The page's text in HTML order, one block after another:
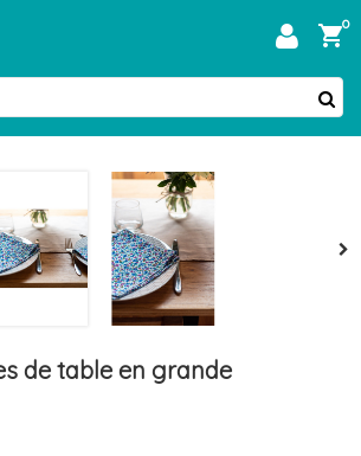
0
de table en grande